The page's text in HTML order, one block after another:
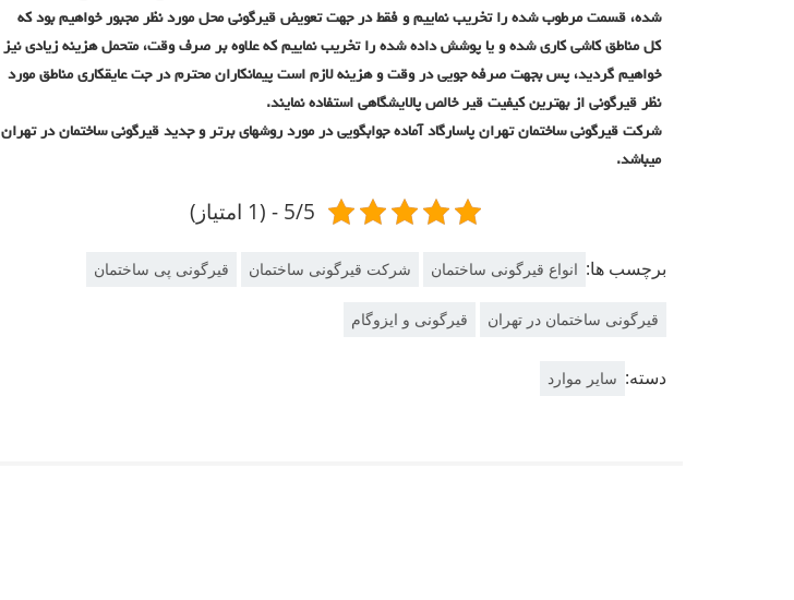
شده، قسمت مرطوب شده را تخریب نماییم و فقط در جهت تعویض قیرگونی محل مورد نظر مجبور خواهیم بود که
کل مناطق کاشی کاری شده و یا پوشش داده شده را تخریب نماییم که علاوه بر صرف وقت، متحمل هزینه زیادی نیز
خواهیم گردید، پس بجهت صرفه جویی در وقت و هزینه لازم است پیمانکاران محترم در جت عایقکاری مناطق مورد
نظر قیرگونی از بهترین کیفیت قیر خالص پالایشگاهی استفاده نمایند.
شرکت قیرگونی ساختمان تهران پاسارگاد آماده جوابگویی در مورد روشهای برتر و جدید قیرگونی ساختمان در تهران
میباشد.
5/5 - (1 امتیاز)
برچسب ها: انواع قیرگونی ساختمان شرکت قیرگونی ساختمان قیرگونی پی ساختمان
قیرگونی ساختمان در تهران قیرگونی و ایزوگام
دسته: سایر موارد